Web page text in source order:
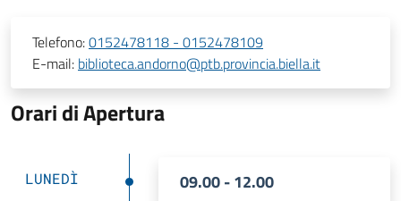
Telefono:0152478118 - 0152478109
E-mail: biblioteca.andorno@ptb.provincia.biella.it
Orari di Apertura
LUNEDÌ 09.00 - 12.00